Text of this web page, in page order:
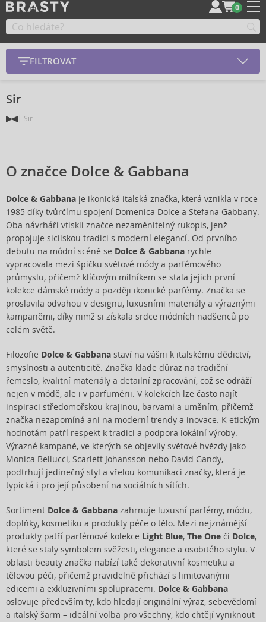
0
FILTROVAT
Sir
Sir
O značce Dolce & Gabbana
Dolce & Gabbana je ikonická italská značka, která vznikla v roce
1985 díky tvůrčímu spojení Domenica Dolce a Stefana Gabbany.
Oba návrháři vtiskli značce nezaměnitelný rukopis, jenž
propojuje sicilskou tradici s moderní elegancí. Od prvního
debutu na módní scéně se Dolce & Gabbana rychle
vypracovala mezi špičku světové módy a parfémového
průmyslu, přičemž klíčovým milníkem se stala jejich první
kolekce dámské módy a později ikonické parfémy. Značka se
proslavila odvahou v designu, luxusními materiály a výraznými
kampaněmi, díky nimž si získala srdce módních nadšenců po
celém světě.
Filozofie Dolce & Gabbana staví na vášni k italskému dědictví,
smyslnosti a autenticitě. Značka klade důraz na tradiční
řemeslo, kvalitní materiály a detailní zpracování, což se odráží
nejen v módě, ale i v parfumérii. V kolekcích lze často najít
inspiraci středomořskou krajinou, barvami a uměním, přičemž
značka nezapomíná ani na moderní trendy a inovace. K etickým
hodnotám patří respekt k tradici a podpora lokální výroby.
Výrazné kampaně, ve kterých se objevily světové hvězdy jako
Monica Bellucci, Scarlett Johansson nebo David Gandy,
podtrhují jedinečný styl a vřelou komunikaci značky, která je
typická i pro její působení na sociálních sítích.
Sortiment Dolce & Gabbana zahrnuje luxusní parfémy, módu,
doplňky, kosmetiku a produkty péče o tělo. Mezi nejznámější
produkty patří parfémové kolekce Light Blue, The One či Dolce,
které se staly symbolem svěžesti, elegance a osobitého stylu. V
oblasti beauty značka nabízí také dekorativní kosmetiku a
tělovou péči, přičemž pravidelně přichází s limitovanými
edicemi a exkluzivními spolupracemi. Dolce & Gabbana
oslovuje především ty, kdo hledají originální výraz, sebevědomí
a italský šarm – ideální volba pro všechny, kdo chtějí vyniknout